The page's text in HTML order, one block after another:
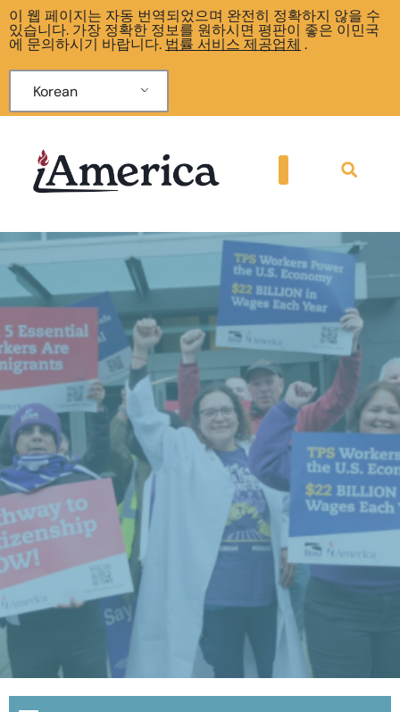
이 웹 페이지는 자동 번역되었으며 완전히 정확하지 않을 수
있습니다. 가장 정확한 정보를 원하시면 평판이 좋은 이민국
에 문의하시기 바랍니다. 법률 서비스 제공업체 .
Korean